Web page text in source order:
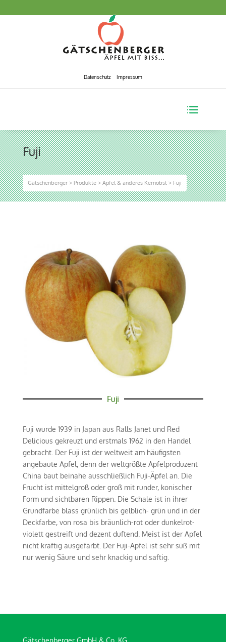
Datenschutz Impressum
Fuji
Gätschenberger> Produkte> Äpfel & anderes Kernobst> Fuji
Fuji
Fuji wurde 1939 in Japan aus Ralls Janet und Red
Delicious gekreuzt und erstmals 1962 in den Handel
gebracht. Der Fuji ist der weltweit am häufigsten
angebaute Apfel, denn der weltgrößte Apfelproduzent
China baut beinahe ausschließlich Fuji-Äpfel an. Die
Frucht ist mittelgroß oder groß mit runder, konischer
Form und sichtbaren Rippen. Die Schale ist in ihrer
Grundfarbe blass grünlich bis gelblich- grün und in der
Deckfarbe, von rosa bis bräunlich-rot oder dunkelrot-
violett gestreift und dezent duftend. Meist ist der Apfel
nicht kräftig ausgefärbt. Der Fuji-Apfel ist sehr süß mit
nur wenig Säure und sehr knackig und saftig.
Gätschenberger GmbH & Co. KG